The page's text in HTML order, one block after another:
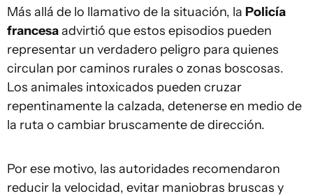
Más allá de lo llamativo de la situación, la Policía
francesaadvirtió que estos episodios pueden
representar un verdadero peligro para quienes
circulan por caminos rurales o zonas boscosas.
Los animales intoxicados pueden cruzar
repentinamente la calzada, detenerse en medio de
la ruta o cambiar bruscamente de dirección.
Por ese motivo, las autoridades recomendaron
reducir la velocidad, evitar maniobras bruscas y